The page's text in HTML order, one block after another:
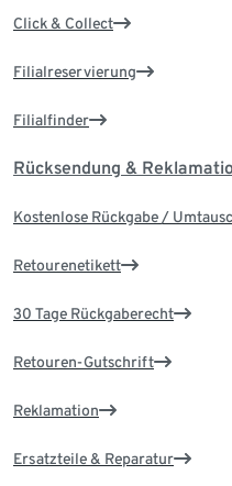
Click & Collect
Filialreservierung
Filialfinder
Rücksendung &
Kostenlose Rückgabe /
Retourenetikett
30 Tage Rückgaberecht
Retouren-Gutschrift
Reklamation
Ersatzteile & Reparatur